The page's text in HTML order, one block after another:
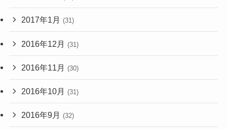
2017年1月 (31)
2016年12月 (31)
2016年11月 (30)
2016年10月 (31)
2016年9月 (32)